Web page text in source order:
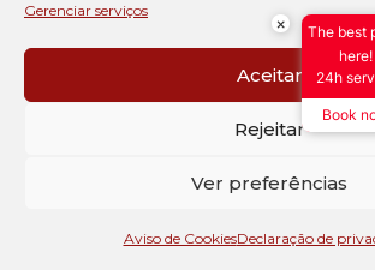
Gerenciar serviços
Aceitar
Rejeitar
Ver preferências
Aviso de CookiesDeclaração de
×
The best
here!
24h
Book